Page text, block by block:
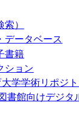
）
データベース
書籍
ション
学学術リポジト
書館向けデジタ